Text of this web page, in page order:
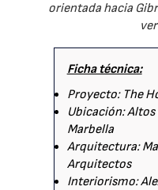
orientada hacia
Ficha técnica:
Proyecto: The
Ubicación:
Marbella
Arquitectura:
Arquitectos
Interiorismo: